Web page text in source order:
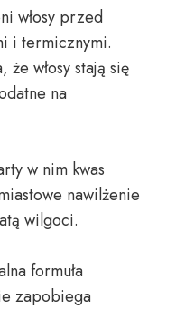
włosy przed
i termicznymi.
że włosy stają się
na
w nim kwas
nawilżenie
wilgoci.
formuła
zapobiega